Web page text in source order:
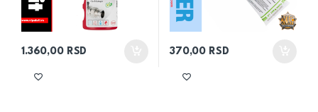
1.360,00 RSD 370,00 RSD